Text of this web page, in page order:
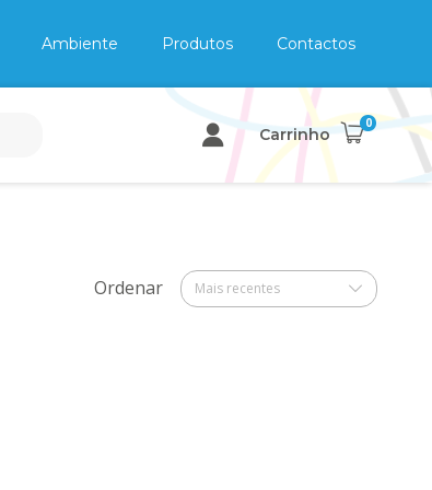
Ambiente Produtos Contactos
Carrinho
0
Ordenar Mais recentes